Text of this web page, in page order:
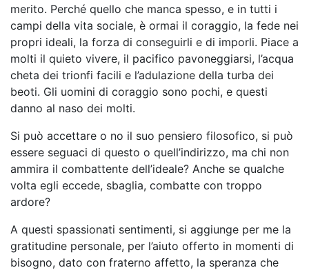
merito. Perché quello che manca spesso, e in tutti i
campi della vita sociale, è ormai il coraggio, la fede nei
propri ideali, la forza di conseguirli e di imporli. Piace a
molti il quieto vivere, il pacifico pavoneggiarsi, l’acqua
cheta dei trionfi facili e l’adulazione della turba dei
beoti. Gli uomini di coraggio sono pochi, e questi
danno al naso dei molti.
Si può accettare o no il suo pensiero filosofico, si può
essere seguaci di questo o quell’indirizzo, ma chi non
ammira il combattente dell’ideale? Anche se qualche
volta egli eccede, sbaglia, combatte con troppo
ardore?
A questi spassionati sentimenti, si aggiunge per me la
gratitudine personale, per l’aiuto offerto in momenti di
bisogno, dato con fraterno affetto, la speranza che